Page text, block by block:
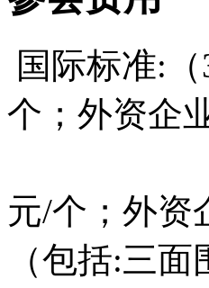
国际标准:
个；外资企
（
元/个；外资
（包括:三